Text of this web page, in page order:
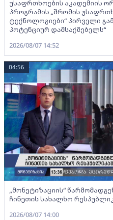
უსაფრთხოების აკადემიის
პროგრამის „შრომის
ტექნოლოგიები“ პირველი
პოტენციურ დამსაქმებელს“
2026/08/07 14:52
„მონეტიზაციის“
ჩინეთის სახალხო
04:56
2026/08/07 14:00